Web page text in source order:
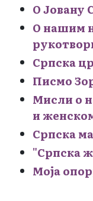
О Јовану
О нашим
Српска
Писмо
Мисли о
и
Српска
"Српска
Моја